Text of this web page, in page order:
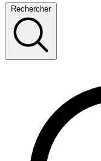
Rechercher